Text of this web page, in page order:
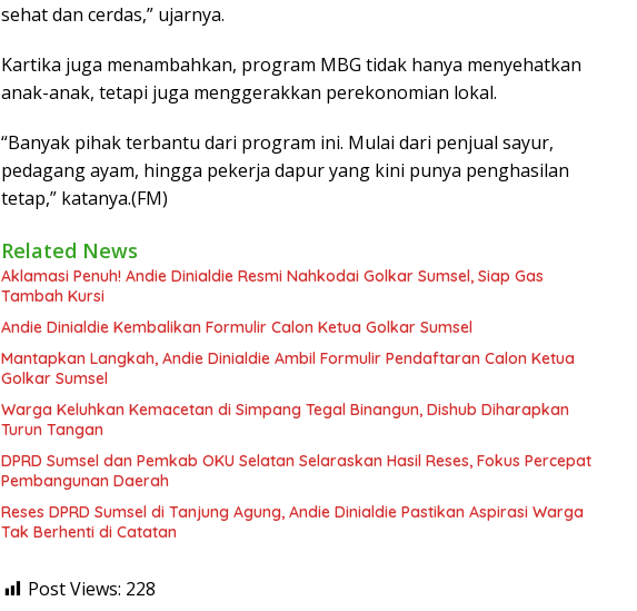
sehat dan cerdas,” ujarnya.
Kartika juga menambahkan, program MBG tidak hanya menyehatkan
anak-anak, tetapi juga menggerakkan perekonomian lokal.
“Banyak pihak terbantu dari program ini. Mulai dari penjual sayur,
pedagang ayam, hingga pekerja dapur yang kini punya penghasilan
tetap,” katanya.(FM)
Related News
Aklamasi Penuh! Andie Dinialdie Resmi Nahkodai Golkar Sumsel, Siap Gas
Tambah Kursi
Andie Dinialdie Kembalikan Formulir Calon Ketua Golkar Sumsel
Mantapkan Langkah, Andie Dinialdie Ambil Formulir Pendaftaran Calon Ketua
Golkar Sumsel
Warga Keluhkan Kemacetan di Simpang Tegal Binangun, Dishub Diharapkan
Turun Tangan
DPRD Sumsel dan Pemkab OKU Selatan Selaraskan Hasil Reses, Fokus Percepat
Pembangunan Daerah
Reses DPRD Sumsel di Tanjung Agung, Andie Dinialdie Pastikan Aspirasi Warga
Tak Berhenti di Catatan
Post Views: 228